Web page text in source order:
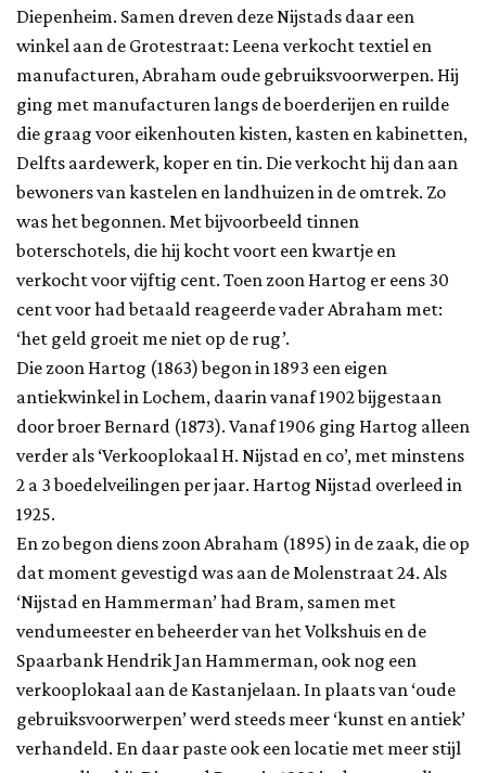
Diepenheim. Samen dreven deze Nijstads daar een
winkel aan de Grotestraat: Leena verkocht textiel en
manufacturen, Abraham oude gebruiksvoorwerpen. Hij
ging met manufacturen langs de boerderijen en ruilde
die graag voor eikenhouten kisten, kasten en kabinetten,
Delfts aardewerk, koper en tin. Die verkocht hij dan aan
bewoners van kastelen en landhuizen in de omtrek. Zo
was het begonnen. Met bijvoorbeeld tinnen
boterschotels, die hij kocht voort een kwartje en
verkocht voor vijftig cent. Toen zoon Hartog er eens 30
cent voor had betaald reageerde vader Abraham met:
‘het geld groeit me niet op de rug’.
Die zoon Hartog (1863) begon in 1893 een eigen
antiekwinkel in Lochem, daarin vanaf 1902 bijgestaan
door broer Bernard (1873). Vanaf 1906 ging Hartog alleen
verder als ‘Verkooplokaal H. Nijstad en co’, met minstens
2 a 3 boedelveilingen per jaar. Hartog Nijstad overleed in
1925.
En zo begon diens zoon Abraham (1895) in de zaak, die op
dat moment gevestigd was aan de Molenstraat 24. Als
‘Nijstad en Hammerman’ had Bram, samen met
vendumeester en beheerder van het Volkshuis en de
Spaarbank Hendrik Jan Hammerman, ook nog een
verkooplokaal aan de Kastanjelaan. In plaats van ‘oude
gebruiksvoorwerpen’ werd steeds meer ‘kunst en antiek’
verhandeld. En daar paste ook een locatie met meer stijl